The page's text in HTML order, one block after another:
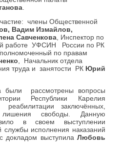
члены Общественной
Вадим Измайлов,
Савченкова , Инспектор по
работе УФСИН России по РК
по правам
, Начальник отдела
труда и занятости РК Юрий
были рассмотрены вопросы
Республики Карелия
заключённых,
свободы. Данную
в своем выступлении
исполнения наказаний
докладом выступила Любовь